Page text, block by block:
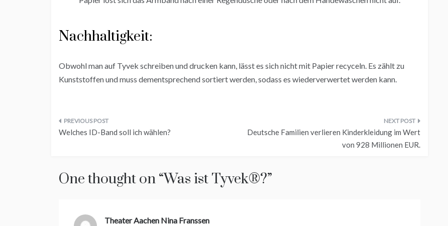
Nachhaltigkeit:
Obwohl man auf Tyvek schreiben und drucken kann, lässt es sich nicht mit Papier recyceln. Es zählt zu
Kunststoffen und muss dementsprechend sortiert werden, sodass es wiederverwertet werden kann.
Beitragsnavigation
Welches ID-Band soll ich wählen?
Deutsche Familien verlieren Kinderkleidung im Wert
von 928 Millionen EUR.
One thought on “Was ist Tyvek®?”
Theater Aachen Nina Franssen